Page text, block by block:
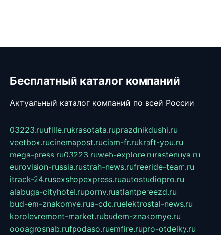
Бесплатный каталог компаний
Актуальный каталог компаний по всей России
03223.ruufille.rukrasotata.ruprazdnikdushi.ru
veetbox.rucinemapost.ruciam-fr.rukraft-you.ru
mega-press.ru03223.ruweb-explore.rurastenuya.ru
eurovision-russia.rustrah-news.rufreeride-team.ru
itrack-24.rusexshopexpress.ruautostudiopro.ru
alabuga-cityhotel.rupornv.ruatlantpereezd.ru
bud-em-znakomye.rua-cdc.ruelektrostal-news.ru
korolevremont-market.rubudem-znakomye.ru
oooagrosnab.rufpodaso.ruemfire.rupro-otdelky.ru